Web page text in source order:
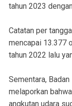
tahun 2023
Catatan per
mencapai 13.377
tahun 2022 lalu
Sementara,
melaporkan
angkutan udara